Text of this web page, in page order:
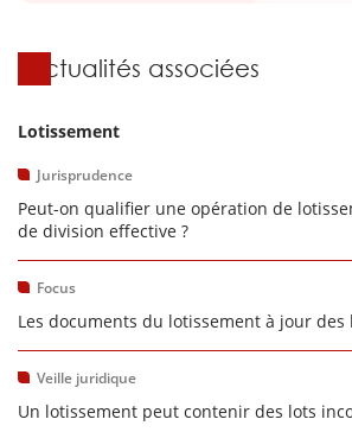
Actualités associées
Lotissement
Jurisprudence
Peut-on qualifier une opération de
de division effective ?
Focus
Les documents du lotissement à jour des
Veille juridique
Un lotissement peut contenir des lots